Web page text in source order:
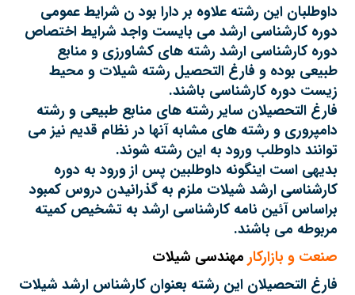
داوطلبان این رشته علاوه بر دارا بود ن شرایط عمومی
دوره کارشناسی ارشد می بایست واجد شرایط اختصاص
دوره کارشناسی ارشد رشته های کشاورزی و منابع
طبیعی بوده و فارغ التحصیل رشته شیلات و محیط
زیست دوره کارشناسی باشند.
فارغ التحصیلان سایر رشته های منابع طبیعی و رشته
دامپروری و رشته های مشابه آنها در نظام قدیم نیز می
توانند داوطلب ورود به این رشته شوند.
بدیهی است اینگونه داوطلبین پس از ورود به دوره
کارشناسی ارشد شیلات ملزم به گذرانیدن دروس کمبود
براساس آئین نامه کارشناسی ارشد به تشخیص کمیته
مربوطه می باشند.
صنعت و بازارکار مهندسی شیلات
فارغ التحصیلان این رشته بعنوان کارشناس ارشد شیلات